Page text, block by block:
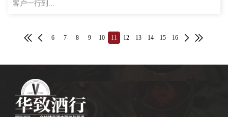
客户一行到...
6 7 8 9 10 11 12 13 14 15 16